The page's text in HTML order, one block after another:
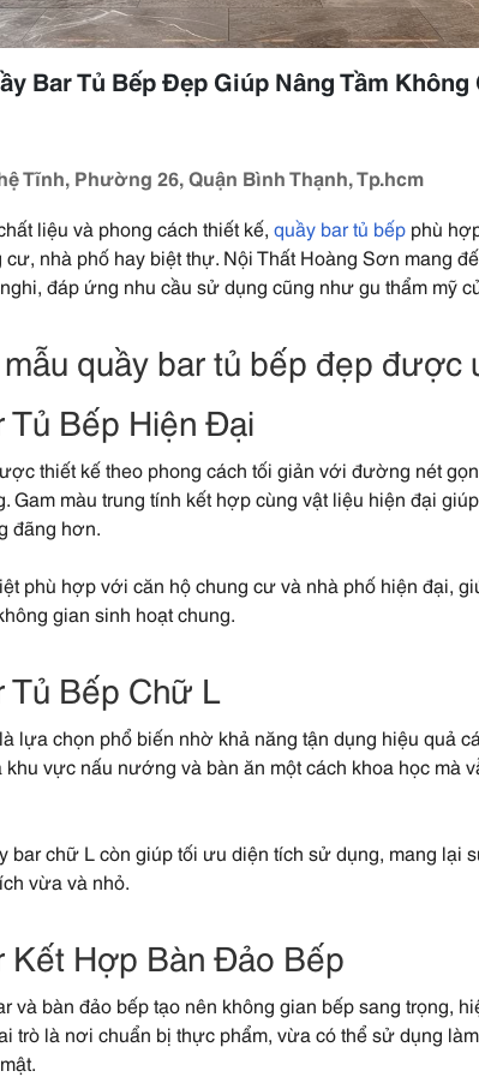
Bar Tủ Bếp Đẹp Giúp Nâng Tầm Không
Tĩnh, Phường 26, Quận Bình Thạnh, Tp.hcm
liệu và phong cách thiết kế, quầy bar tủ bếp phù
nhà phố hay biệt thự. Nội Thất Hoàng Sơn mang
đáp ứng nhu cầu sử dụng cũng như gu thẩm mỹ
quầy bar tủ bếp đẹp được
Tủ Bếp Hiện Đại​
thiết kế theo phong cách tối giản với đường nét
Gam màu trung tính kết hợp cùng vật liệu hiện đại
đãng hơn.
phù hợp với căn hộ chung cư và nhà phố hiện đại,
gian sinh hoạt chung.
Tủ Bếp Chữ L​
lựa chọn phổ biến nhờ khả năng tận dụng hiệu quả
vực nấu nướng và bàn ăn một cách khoa học mà
bar chữ L còn giúp tối ưu diện tích sử dụng, mang lại
vừa và nhỏ.
Kết Hợp Bàn Đảo Bếp​
và bàn đảo bếp tạo nên không gian bếp sang trọng,
trò là nơi chuẩn bị thực phẩm, vừa có thể sử dụng